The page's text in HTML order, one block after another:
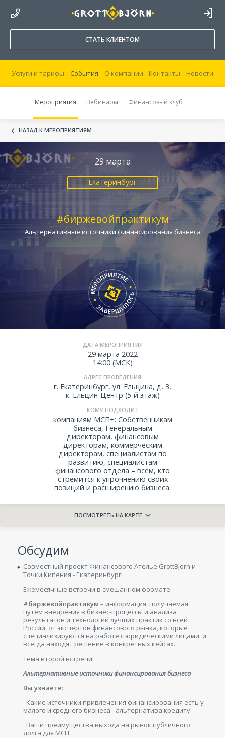
8 800 250 44 20
ВОЙТИ В
КАБИНЕТ
СТАТЬ КЛИЕНТОМ
Услуги и тарифы События О компании Контакты Новости
Мероприятия Вебинары Финансовый клуб
НАЗАД К МЕРОПРИЯТИЯМ
29 марта
Екатеринбург
#биржевойпрактикум
Альтернативные источники финансирования бизнеса
ДАТА МЕРОПРИЯТИЯ
29 марта 2022
14:00 (МСК)
АДРЕС ПРОВЕДЕНИЯ
г. Екатеринбург, ул. Ельцина, д. 3,
к. Ельцин-Центр (5-й этаж)
КОМУ ПОДХОДИТ
компаниям МСП+: Собственникам
бизнеса, Генеральным
директорам, финансовым
директорам, коммерческим
директорам, специалистам по
развитию, специалистам
финансового отдела – всем, кто
стремится к упрочнению своих
позиций и расширению бизнеса.
ПОСМОТРЕТЬ НА КАРТЕ
Обсудим
Совместный проект Финансового Ателье GrottBjorn и
Точки Кипения - Екатеринбург!
Ежемесячные встречи в смешанном формате
#биржевойпрактикум – информация, получаемая
путем внедрения в бизнес-процессы и анализа
результатов и технологий лучших практик со всей
России, от экспертов финансового рынка, которые
специализируются на работе с юридическими лицами, и
всегда находят решение в конкретных кейсах.
Тема второй встречи:
Альтернативные источники финансирования бизнеса
Вы узнаете:
· Какие источники привлечения финансирования есть у
малого и среднего бизнеса - альтернатива кредиту.
· Ваши преимущества выхода на рынок публичного
долга для МСП